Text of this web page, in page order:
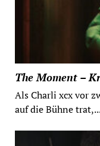
The Moment –
Als Charli xcx vor
auf die Bühne